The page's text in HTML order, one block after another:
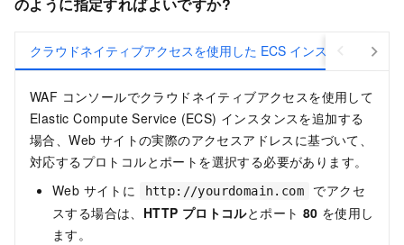
のように指定すればよいですか?
クラウドネイティブアクセスを使用した ECS インスタンスの接続
WAF コンソールでクラウドネイティブアクセスを使用して
Elastic Compute Service (ECS) インスタンスを追加する
場合、Web サイトの実際のアクセスアドレスに基づいて、
対応するプロトコルとポートを選択する必要があります。
Web サイトに
http://yourdomain.com
でアクセ
スする場合は、 HTTP プロトコルとポート 80 を使用し
ます。